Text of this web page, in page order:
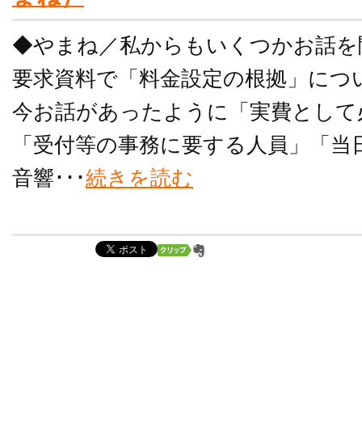
◆やまね／私からもいくつかお話
要求資料で「料金設定の根拠」に
今お話があったように「実費とし
「受付等の事務に要する人員」「
音響･･･続きを読む